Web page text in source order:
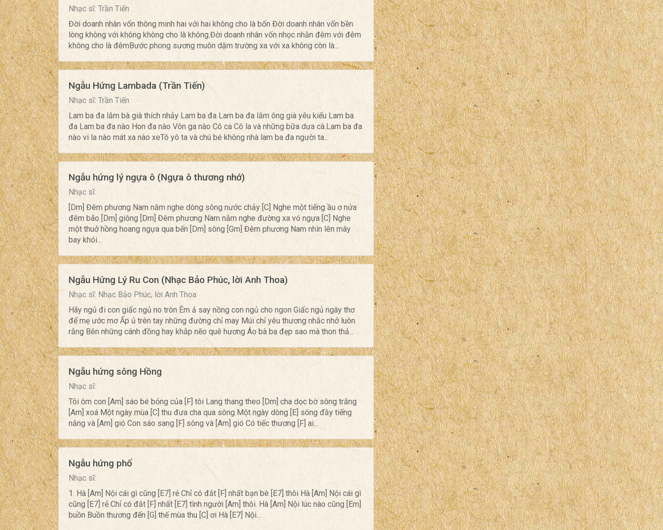
Nhạc sĩ: Trần Tiến
Đời doanh nhân vốn thông minh hai với hai không cho là bốn Đời doanh nhân vốn bền
lòng không với không không cho là không.Đời doanh nhân vốn nhọc nhằn đêm với đêm
không cho là đêmBước phong sương muôn dặm trường xa với xa không còn là...
Ngẫu Hứng Lambada (Trần Tiến)
Nhạc sĩ: Trần Tiến
Lam ba đa lắm bà già thích nhảy Lam ba đa Lam ba đa lắm ông già yêu kiểu Lam ba
đa Lam ba đa nào Hon đa nào Vôn ga nào Cô ca Cô la và những bữa dưa cà.Lam ba đa
nào vi la nào mát xa nào xeTô yô ta và chú bé không nhà lam ba đa người ta...
Ngẫu hứng lý ngựa ô (Ngựa ô thương nhớ)
Nhạc sĩ:
[Dm] Đêm phương Nam nằm nghe dòng sông nước chảy [C] Nghe một tiếng ầu ơ nửa
đêm bão [Dm] giông [Dm] Đêm phương Nam nằm nghe đường xa vó ngựa [C] Nghe
một thuở hồng hoang ngựa qua bến [Dm] sông [Gm] Đêm phương Nam nhìn lên mây
bay khói...
Ngẫu Hứng Lý Ru Con (Nhạc Bảo Phúc, lời Anh Thoa)
Nhạc sĩ: Nhạc Bảo Phúc, lời Anh Thoa
Hãy ngủ đi con giấc ngủ no tròn Êm ả say nồng con ngủ cho ngon Giấc ngủ ngây thơ
để mẹ ước mơ Ấp ủ trên tay những đường chỉ may Múi chỉ yêu thương nhắc nhở luôn
rằng Bên những cánh đồng hay khắp nẽo quê hương Áo bà ba đẹp sao mà thon thả...
Ngẫu hứng sông Hồng
Nhạc sĩ:
Tôi ôm con [Am] sáo bé bỏng của [F] tôi Lang thang theo [Dm] cha dọc bờ sông trắng
[Am] xoá Một ngày mùa [C] thu đưa cha qua sông Một ngày dòng [E] sông đầy tiếng
nắng và [Am] gió Con sáo sang [F] sông và [Am] gió Có tiếc thương [F] ai...
Ngẫu hứng phố
Nhạc sĩ:
1. Hà [Am] Nội cái gì cũng [E7] rẻ Chỉ có đắt [F] nhất bạn bè [E7] thôi Hà [Am] Nội cái gì
cũng [E7] rẻ Chỉ có đắt [F] nhất [E7] tình người [Am] thôi. Hà [Am] Nội lúc nào cũng [Em]
buồn Buồn thương đến [G] thế mùa thu [C] ơi Hà [E7] Nội...